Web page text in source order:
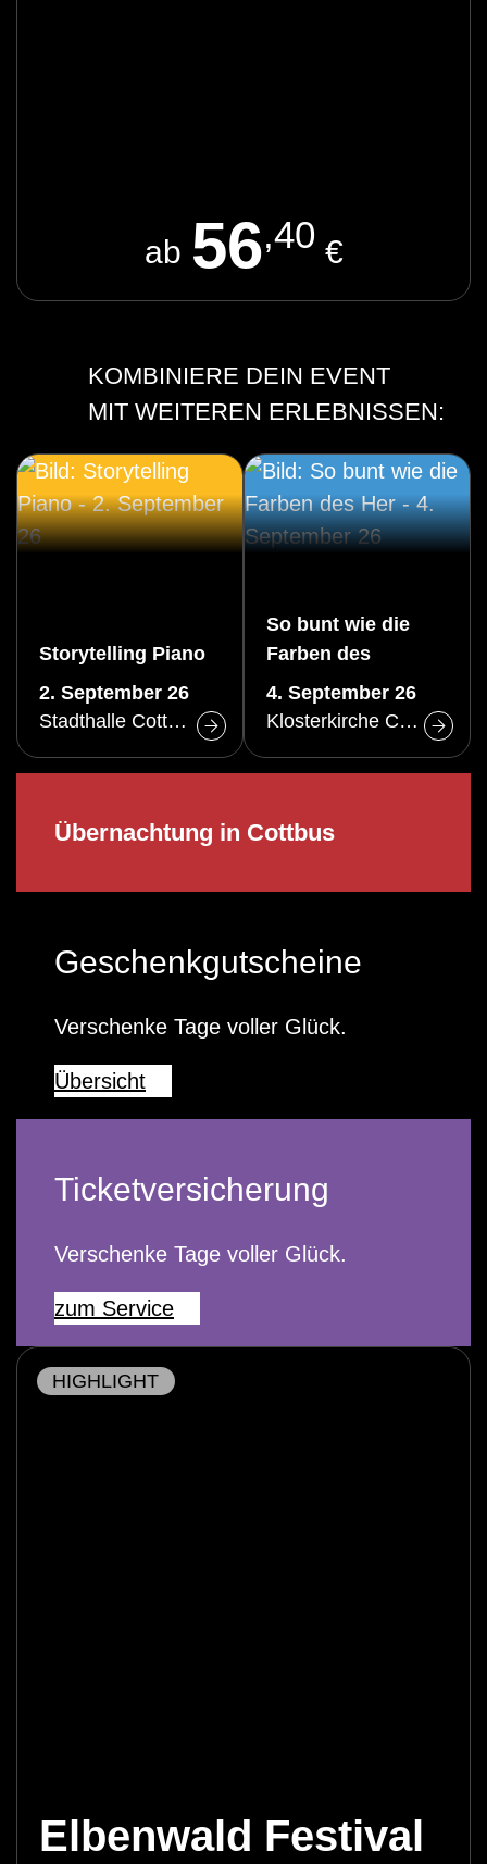
ab 56,40 €
KOMBINIERE DEIN EVENT
MIT WEITEREN ERLEBNISSEN:
Storytelling Piano
2. September 26
Stadthalle Cottbus
So bunt wie die
Farben des
Herbstes
4. September 26
Klosterkirche Cottbus
Übernachtung in Cottbus
Geschenkgutscheine
Verschenke Tage voller Glück.
Übersicht
Ticketversicherung
Verschenke Tage voller Glück.
zum Service
HIGHLIGHT
Elbenwald Festival